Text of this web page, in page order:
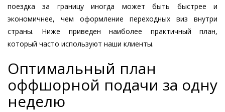
поездка за границу иногда может быть быстрее и
экономичнее, чем оформление переходных виз внутри
страны. Ниже приведен наиболее практичный план,
который часто используют наши клиенты.
Оптимальный план
оффшорной подачи за одну
неделю